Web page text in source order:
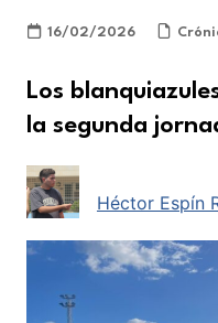
16/02/2026
Los
la segunda
Héctor Espín